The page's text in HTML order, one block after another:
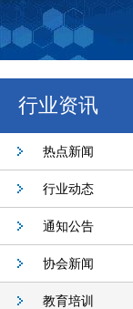
行业资讯
热点新闻
行业动态
通知公告
协会新闻
教育培训